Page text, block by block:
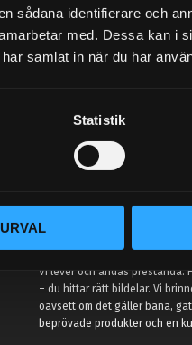
sådana identifierare och
med. Dessa kan i
samlat in när du har
Statistik
VÅR AFFÄRSIDÉ ÄR
Vi lever och andas prestanda.
– du hittar rätt bildelar. Vi
oavsett om det gäller bana,
beprövade produkter och en